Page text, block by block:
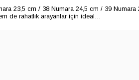
23,5 cm / 38 Numara 24,5 cm / 39
de rahatlık arayanlar için ideal…